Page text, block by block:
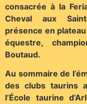
consacrée à la
Cheval aux
présence en
équestre,
Boutaud.
Au sommaire de
des clubs taurins
l’École taurine